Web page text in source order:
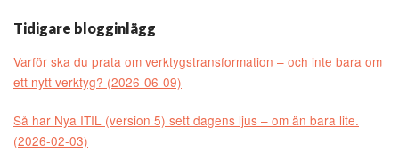
Tidigare blogginlägg
Varför ska du prata om verktygstransformation – och inte bara om
ett nytt verktyg? (2026-06-09)
Så har Nya ITIL (version 5) sett dagens ljus – om än bara lite.
(2026-02-03)